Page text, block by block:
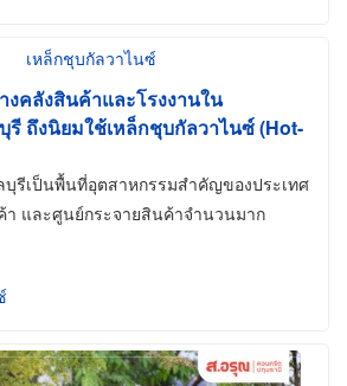
งคลังสินค้าและโรงงานใน
รี ถึงนิยมใช้เหล็กชุบกัลวาไนซ์ (Hot-
รีเป็นพื้นที่อุตสาหกรรมสำคัญของประเทศ
า และศูนย์กระจายสินค้าจำนวนมาก